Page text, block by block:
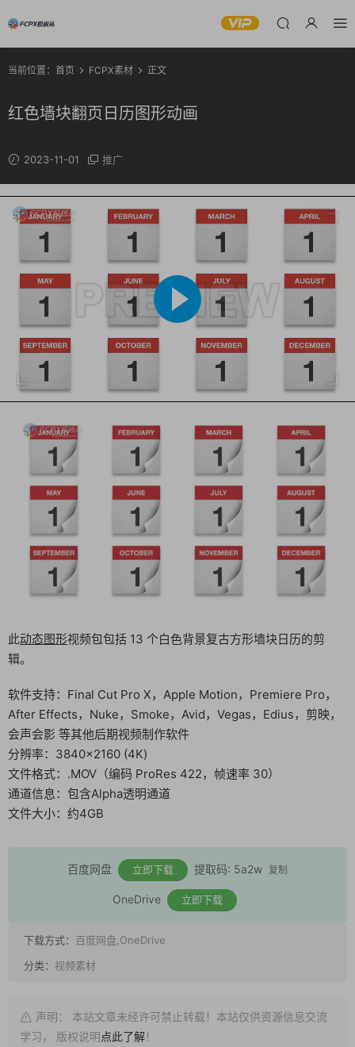
当前位置： 首页 FCPX素材 正文
红色墙块翻页日历图形动画
2023-11-01 推广
此动态图形视频包包括 13 个白色背景复古方形墙块日历的剪
辑。
软件支持：Final Cut Pro X，Apple Motion，Premiere Pro，
After Effects，Nuke，Smoke，Avid，Vegas，Edius，剪映，
会声会影 等其他后期视频制作软件
分辨率：3840×2160 (4K)
文件格式：.MOV（编码 ProRes 422，帧速率 30）
通道信息：包含Alpha透明通道
文件大小：约4GB
百度网盘 立即下载 提取码: 5a2w 复制
OneDrive 立即下载
下载方式： 百度网盘,OneDrive
分类： 视频素材
声明： 本站文章未经许可禁止转载！本站仅供资源信息交流
学习， 版权说明点此了解！